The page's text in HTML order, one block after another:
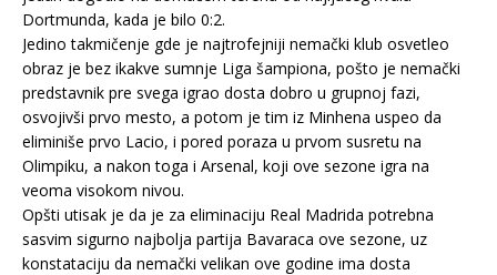
Dortmunda, kada je bilo 0:2.
Jedino takmičenje gde je najtrofejniji nemački klub osvetleo
obraz je bez ikakve sumnje Liga šampiona, pošto je nemački
predstavnik pre svega igrao dosta dobro u grupnoj fazi,
osvojivši prvo mesto, a potom je tim iz Minhena uspeo da
eliminiše prvo Lacio, i pored poraza u prvom susretu na
Olimpiku, a nakon toga i Arsenal, koji ove sezone igra na
veoma visokom nivou.
Opšti utisak je da je za eliminaciju Real Madrida potrebna
sasvim sigurno najbolja partija Bavaraca ove sezone, uz
konstataciju da nemački velikan ove godine ima dosta